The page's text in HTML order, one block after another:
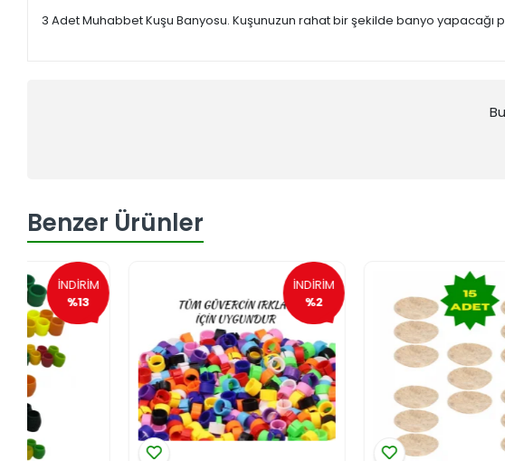
3 Adet Muhabbet Kuşu Banyosu. Kuşunuzun rahat bir şekilde banyo yapacağı
Benzer Ürünler
%2
İNDİRİM
%13